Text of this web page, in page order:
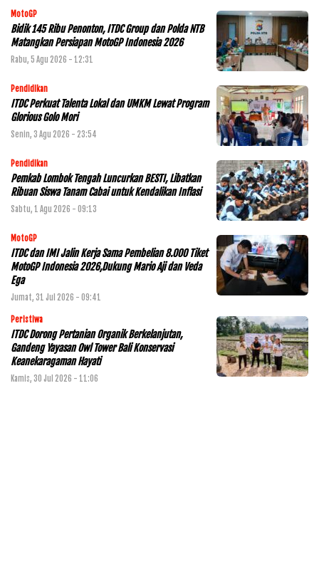
MotoGP
Bidik 145 Ribu Penonton, ITDC Group dan Polda NTB
Matangkan Persiapan MotoGP Indonesia 2026
Rabu, 5 Agu 2026 - 12:31
Pendidikan
ITDC Perkuat Talenta Lokal dan UMKM Lewat Program
Glorious Golo Mori
Senin, 3 Agu 2026 - 23:54
Pendidikan
Pemkab Lombok Tengah Luncurkan BESTI, Libatkan
Ribuan Siswa Tanam Cabai untuk Kendalikan Inflasi
Sabtu, 1 Agu 2026 - 09:13
MotoGP
ITDC dan IMI Jalin Kerja Sama Pembelian 8.000 Tiket
MotoGP Indonesia 2026,Dukung Mario Aji dan Veda
Ega
Jumat, 31 Jul 2026 - 09:41
Peristiwa
ITDC Dorong Pertanian Organik Berkelanjutan,
Gandeng Yayasan Owl Tower Bali Konservasi
Keanekaragaman Hayati
Kamis, 30 Jul 2026 - 11:06